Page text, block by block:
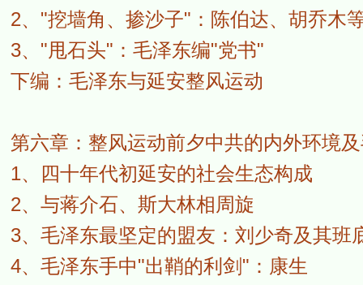
2、"挖墙角、掺沙子"：陈伯达、胡乔木
3、"甩石头"：毛泽东编"党书"
下编：毛泽东与延安整风运动
第六章：整风运动前夕中共的内外环境
1、四十年代初延安的社会生态构成
2、与蒋介石、斯大林相周旋
3、毛泽东最坚定的盟友：刘少奇及其班
4、毛泽东手中"出鞘的利剑"：康生